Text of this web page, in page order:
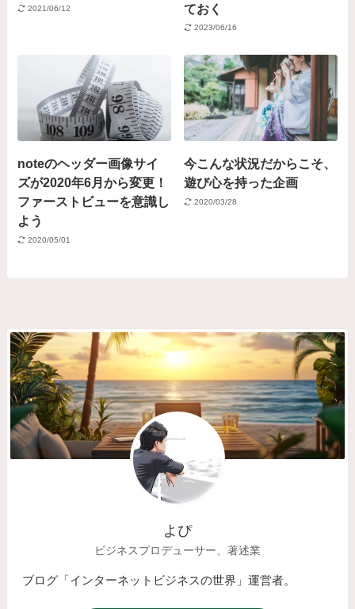
2021/06/12
ておく
2023/06/16
noteのヘッダー画像サイ
ズが2020年6月から変更！
ファーストビューを意識し
よう
2020/05/01
今こんな状況だからこそ、
遊び心を持った企画
2020/03/28
よぴ
ビジネスプロデューサー、著述業
ブログ「インターネットビジネスの世界」運営者。